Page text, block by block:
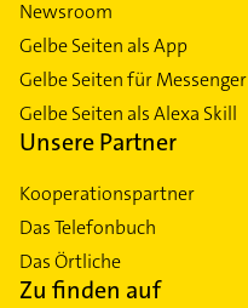
Newsroom
Gelbe Seiten als App
Gelbe Seiten für Messenger
Gelbe Seiten als Alexa Skill
Unsere Partner
Kooperationspartner
Das Telefonbuch
Das Örtliche
Zu finden auf